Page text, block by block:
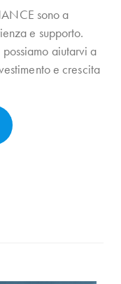
sono a
e supporto.
aiutarvi a
e crescita